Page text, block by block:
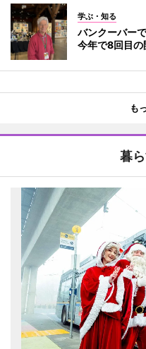
学ぶ・知る
バンクーバー
今年で8回目の
も
暮